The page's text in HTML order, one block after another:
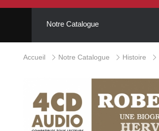
Notre Catalogue
Accueil Notre Catalogue Histoire